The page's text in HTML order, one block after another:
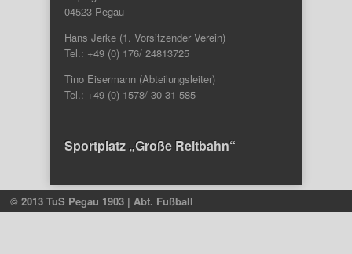
04523 Pegau
Hans Jerke (1. Vorsitzender Verein)
Tel.: +49 (0) 176/ 24813725
Tino Eisermann (Abteilungsleiter)
Tel.: +49 (0) 1578/ 30 31 585
Sportplatz „Große Reitbahn“
© 2013 TuS Pegau 1903 | Abt. Fußball